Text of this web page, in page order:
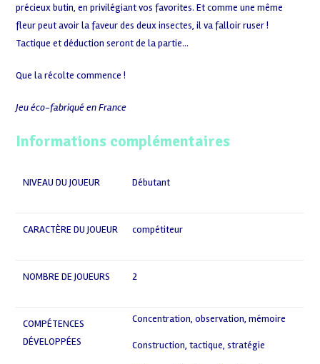
précieux butin, en privilégiant vos favorites. Et comme une même
fleur peut avoir la faveur des deux insectes, il va falloir ruser !
Tactique et déduction seront de la partie…
Que la récolte commence !
Jeu éco-fabriqué en France
Informations complémentaires
NIVEAU DU JOUEUR Débutant
CARACTÈRE DU JOUEUR compétiteur
NOMBRE DE JOUEURS 2
COMPÉTENCES
DÉVELOPPÉES
Concentration, observation, mémoire
Construction, tactique, stratégie